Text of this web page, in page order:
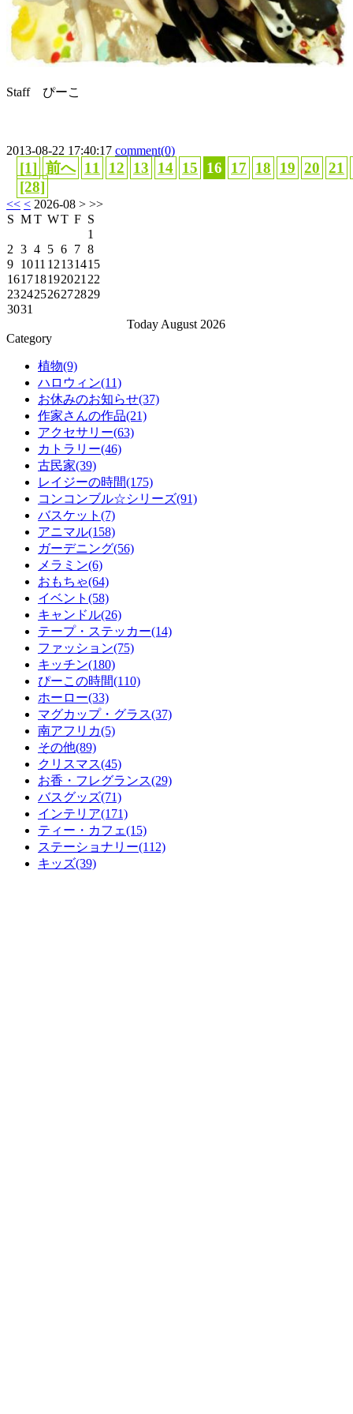
Staff ぴーこ
2013-08-22 17:40:17 comment(0)
[1] 前へ 11 12 13 14 15 16 17 18 19 20 21
[28]
<< < 2026-08 > >>
S MT WT F S
1
2 3 4 5 6 7 8
9 1011 12131415
161718192021 22
23242526272829
3031
Today August 2026
Category
植物(9)
ハロウィン(11)
お休みのお知らせ(37)
作家さんの作品(21)
アクセサリー(63)
カトラリー(46)
古民家(39)
レイジーの時間(175)
コンコンブル☆シリーズ(91)
バスケット(7)
アニマル(158)
ガーデニング(56)
メラミン(6)
おもちゃ(64)
イベント(58)
キャンドル(26)
テープ・ステッカー(14)
ファッション(75)
キッチン(180)
ぴーこの時間(110)
ホーロー(33)
マグカップ・グラス(37)
南アフリカ(5)
その他(89)
クリスマス(45)
お香・フレグランス(29)
バスグッズ(71)
インテリア(171)
ティー・カフェ(15)
ステーショナリー(112)
キッズ(39)